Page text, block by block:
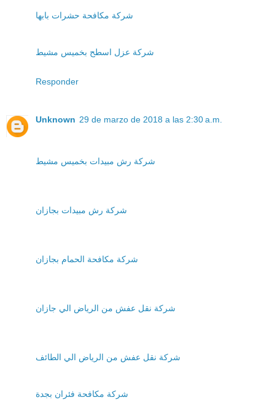
شركة مكافحة حشرات بابها
شركة عزل اسطح بخميس مشيط
Responder
Unknown 29 de marzo de 2018 a las 2:30 a.m.
شركة رش مبيدات بخميس مشيط
شركة رش مبيدات بجازان
شركة مكافحة الحمام بجازان
شركة نقل عفش من الرياض الي جازان
شركة نقل عفش من الرياض الي الطائف
شركة مكافحة فئران بجدة